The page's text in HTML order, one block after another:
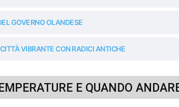
GOVERNO OLANDESE
VIBRANTE CON RADICI ANTICHE
E QUANDO